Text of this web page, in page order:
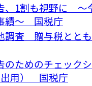
、1割も視野に ～
績～ 国税庁
調査 贈与税とと
のためのチェック
出用） 国税庁